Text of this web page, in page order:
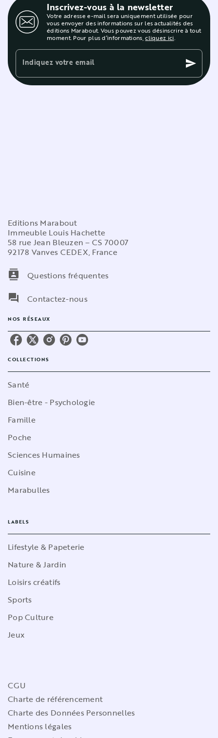
Inscrivez-vous à la newsletter
Votre adresse e-mail sera uniquement utilisée pour
vous envoyer des informations sur les actualités des
éditions Marabout. Vous pouvez vous désinscrire à tout
moment. Pour plus d’informations,cliquez ici.
Indiquez votre email send
Editions Marabout
Immeuble Louis Hachette
58 rue Jean Bleuzen – CS 70007
92178 Vanves CEDEX, France
contacts
Questions fréquentes
question_answer
Contactez-nous
NOS RÉSEAUX
COLLECTIONS
Santé
Bien-être - Psychologie
Famille
Poche
Sciences Humaines
Cuisine
Marabulles
LABELS
Lifestyle & Papeterie
Nature & Jardin
Loisirs créatifs
Sports
Pop Culture
Jeux
CGU
Charte de référencement
Charte des Données Personnelles
Mentions légales